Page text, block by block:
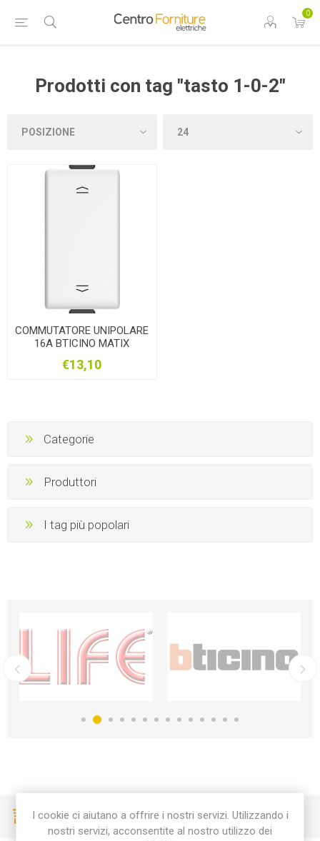
0
Prodotti con tag "tasto 1-0-2"
COMMUTATORE UNIPOLARE
16A BTICINO MATIX
€13,10
Categorie
Produttori
I tag più popolari
CONSEGNE VELOCI
I cookie ci aiutano a offrire i nostri servizi. Utilizzando i
nostri servizi, acconsentite al nostro utilizzo dei